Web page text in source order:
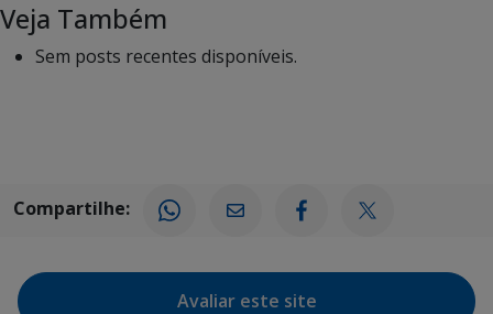
Veja Também
Sem posts recentes disponíveis.
Compartilhe:
Avaliar este site